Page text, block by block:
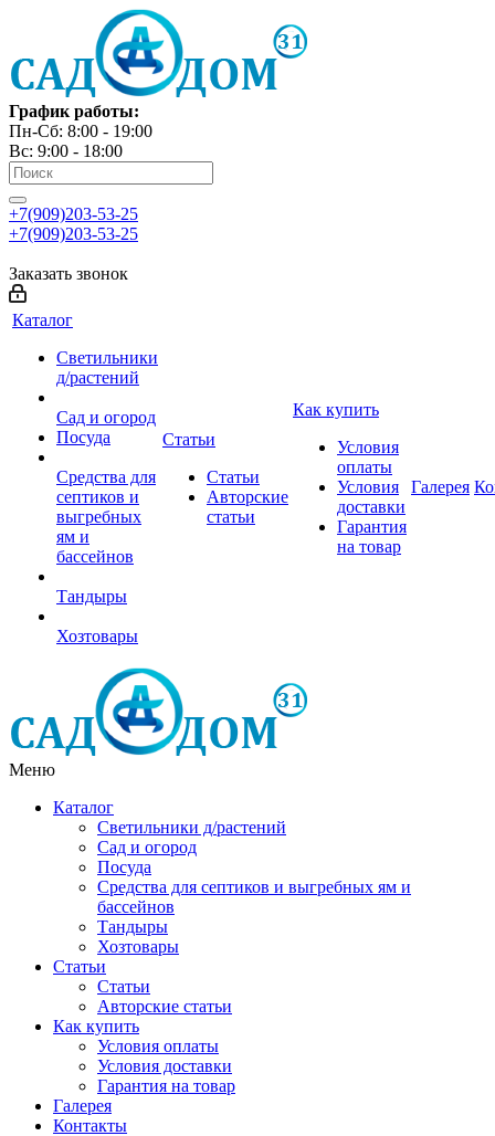
График работы:
Пн-Сб: 8:00 - 19:00
Вс: 9:00 - 18:00
+7(909)203-53-25
+7(909)203-53-25
Заказать звонок
Каталог
Светильники
д/растений
Сад и огород
Посуда
Средства для
септиков и
выгребных
ям и
бассейнов
Тандыры
Хозтовары
Статьи
Статьи
Авторские
статьи
Как купить
Условия
оплаты
Условия
доставки
Гарантия
на товар
Галерея
Меню
Каталог
Светильники д/растений
Сад и огород
Посуда
Средства для септиков и выгребных ям и
бассейнов
Тандыры
Хозтовары
Статьи
Статьи
Авторские статьи
Как купить
Условия оплаты
Условия доставки
Гарантия на товар
Галерея
Контакты